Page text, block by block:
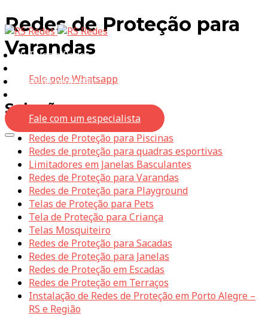
RS Telas e Redes
Telas de proteção
Fale com um especialista
Redes de Proteção para
Varandas
Fale pelo Whatsapp
Soluções
Redes de Proteção para Piscinas
Redes de proteção para quadras esportivas
Limitadores em Janelas Basculantes
Redes de Proteção para Varandas
Redes de Proteção para Playground
Telas de Proteção para Pets
Tela de Proteção para Criança
Telas Mosquiteiro
Redes de Proteção para Sacadas
Redes de Proteção para Janelas
Redes de Proteção em Escadas
Redes de Proteção em Terraços
Instalação de Redes de Proteção em Porto Alegre –
RS e Região